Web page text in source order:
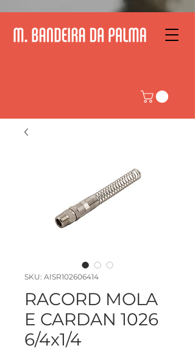
SKU: AISR102606414
RACORD MOLA
E CARDAN 1026
6/4x1/4